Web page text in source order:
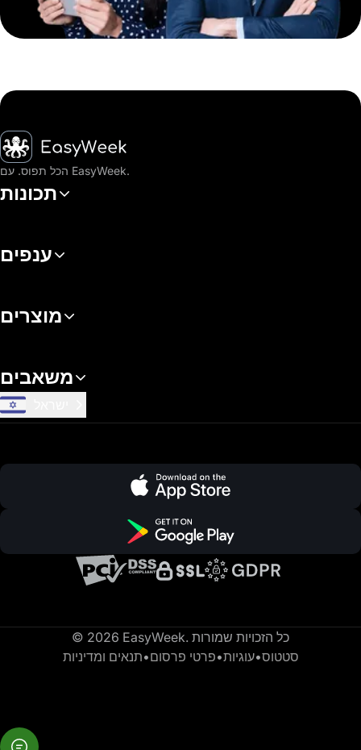
דף הבית
הכל תפוס. עם EasyWeek.
תכונות
ענפים
מוצרים
משאבים
© 2026 EasyWeek. כל הזכויות שמורות
תנאים ומדיניות•פרטי פרסום•עוגיות•סטטוס